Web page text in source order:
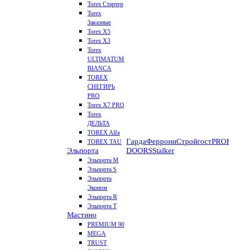
Torex Стартер
Torex
Заказные
Torex Х5
Torex Х3
Torex
ULTIMATUM
BIANCA
TOREX
СНЕГИРЬ
PRO
Torex X7 PRO
Torex
ДЕЛЬТА
TOREX Alfa
TOREX TAU
Эльпорта
Эльпорта M
Эльпорта S
Эльпорта
Эконом
Эльпорта R
Эльпорта Т
Мастино
PREMIUM 90
MEGA
TRUST
ГардаФеррониСтройгост
DOORSStalker